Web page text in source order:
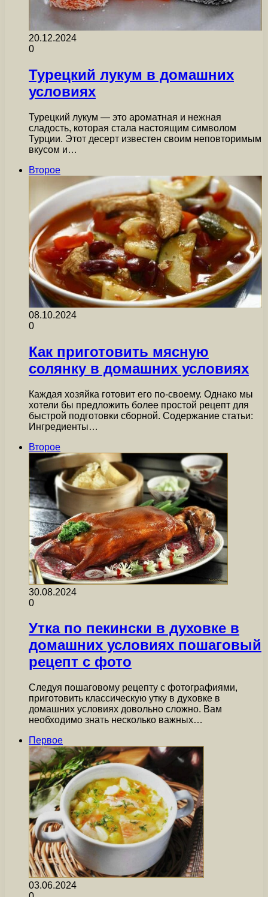
20.12.2024
0
Турецкий лукум в домашних
условиях
Турецкий лукум — это ароматная и нежная
сладость, которая стала настоящим символом
Турции. Этот десерт известен своим неповторимым
вкусом и…
Второе
08.10.2024
0
Как приготовить мясную
солянку в домашних условиях
Каждая хозяйка готовит его по-своему. Однако мы
хотели бы предложить более простой рецепт для
быстрой подготовки сборной. Содержание статьи:
Ингредиенты…
Второе
30.08.2024
0
Утка по пекински в духовке в
домашних условиях пошаговый
рецепт с фото
Следуя пошаговому рецепту с фотографиями,
приготовить классическую утку в духовке в
домашних условиях довольно сложно. Вам
необходимо знать несколько важных…
Первое
03.06.2024